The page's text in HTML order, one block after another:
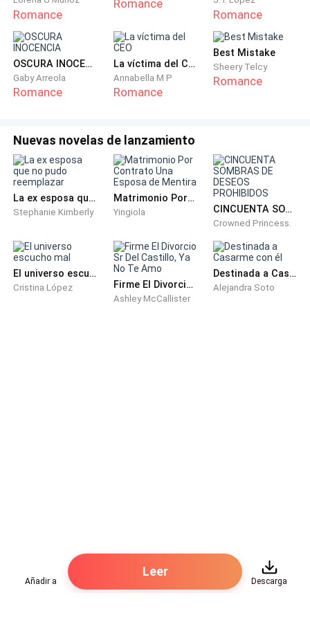
embargo sus pensamientos se disiparon rápidamente
al notar su cuello desnudo , su corazón se disparó. Su
collar no estaba.
Aterrada, miró el piso, esperando encontrarlo tirado.
Era un objeto del que nunca pudo desprenderse, el
"¿Será que lo perdí al tirar la basura?" pensó con
ansiedad. Así que bajó corriendo a revisar el cubo en
la entrada de la casa . Buscaba desesperadamente
entre una pila de objetos de olor desagradable, hasta
que las lágrimas nublaron su vista solo de imaginar
impotente. Ese collar era el recordatorio de los
momentos felices que vivió junto a Martin. Frustrada
quiso entrar a casa Pero de repente, una voz familiar
la hizo brincar del susto.
basura? Parece que mi sueño se ha hecho realidad,
verte destruida es poco para lo que te deseo, Laura —
sus ojos estaban fijos en ella.
Romance
Romance
Romance
OSCURA INOCENCIA
Gaby Arreola
Romance
La víctima del CEO
Annabella M P
Romance
Best Mistake
Sheery Telcy
Romance
Nuevas novelas de lanzamiento
La ex esposa que no pudo reemplazar
Stephanie Kimberly
Matrimonio Por Contrato Una Esposa de Mentira
Yingiola CINCUENTA SOMBRAS DE DESEOS PROHIBIDOS
Crowned Princess.
El universo escucho mal
Cristina López Firme El Divorcio Sr Del Castillo, Ya No Te Amo
Ashley McCallister
Destinada a Casarme con él
Alejandra Soto
Añadir a
Leer
Descarga